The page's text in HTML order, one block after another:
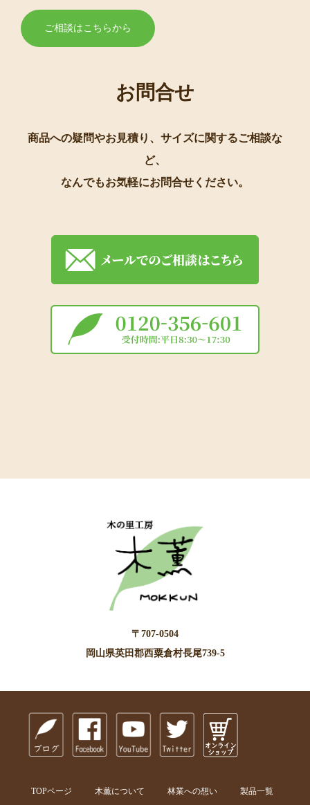
ご相談はこちらから
お問合せ
商品への疑問やお見積り、サイズに関するご相談な
ど、
なんでもお気軽にお問合せください。
〒707-0504
岡山県英田郡西粟倉村長尾739-5
TOPページ 木薫について 林業への想い 製品一覧